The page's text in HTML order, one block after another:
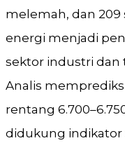
melemah, dan 209
energi menjadi
sektor industri dan
Analis
rentang
didukung indikator